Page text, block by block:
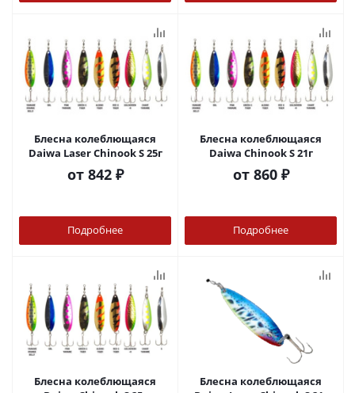
Блесна колеблющаяся
Daiwa Laser Chinook S 25г
от 842 ₽
Подробнее
Блесна колеблющаяся
Daiwa Chinook S 21г
от 860 ₽
Подробнее
Блесна колеблющаяся
Блесна колеблющаяся